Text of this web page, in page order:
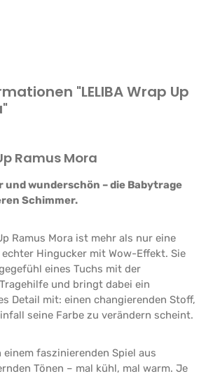
"LELIBA Wrap Up
Ramus Mora
und wunderschön – die Babytrage
Schimmer.
Ramus Mora ist mehr als nur eine
Hingucker mit Wow-Effekt. Sie
eines Tuchs mit der
und bringt dabei ein
Detail mit: einen changierenden Stoff,
seine Farbe zu verändern scheint.
faszinierenden Spiel aus
Tönen – mal kühl, mal warm. Je